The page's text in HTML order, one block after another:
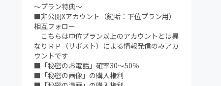
～プラン特典～
■非公開Xアカウント（鍵垢：下位プラン用）
相互フォロー
こちらは中位プラン以上のアカウントとは異
なりＲＰ（リポスト）による情報発信のみアカ
ウントです
■「秘密のお電話」確率30～50％
■「秘密の画像」の購入権利